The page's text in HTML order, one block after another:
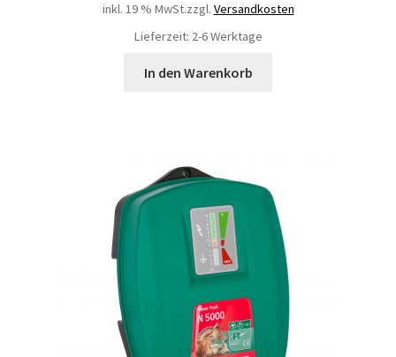
inkl. 19 % MwSt.zzgl. Versandkosten
Lieferzeit: 2-6 Werktage
In den Warenkorb